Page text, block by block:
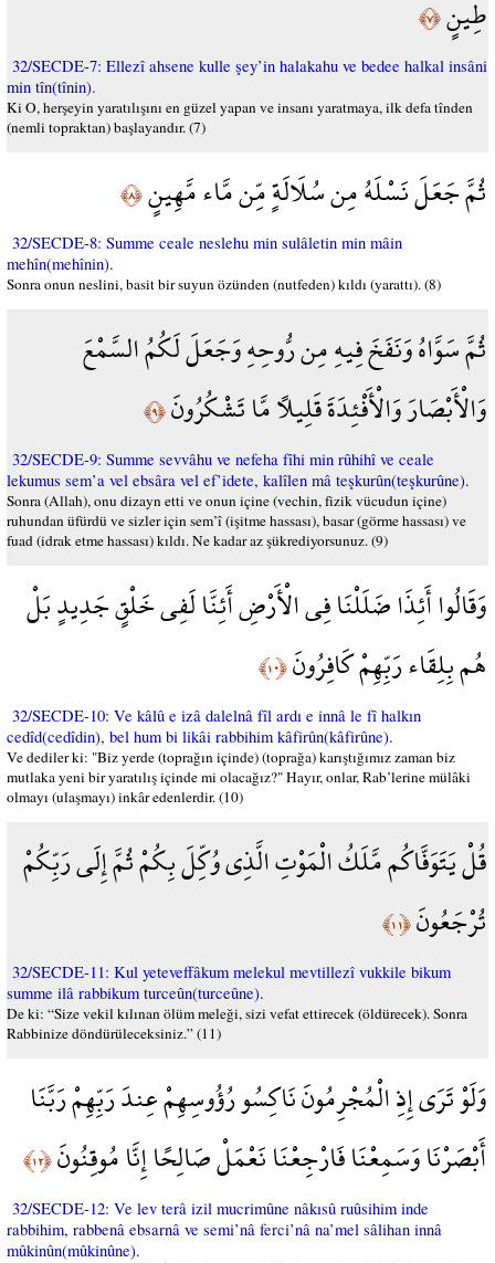
طِينٍ﴿٧﴾
32/SECDE-7: Ellezî ahsene kulle şey’in halakahu ve bedee halkal insâni
min tîn(tînin).
Ki O, herşeyin yaratılışını en güzel yapan ve insanı yaratmaya, ilk defa tînden
(nemli topraktan) başlayandır. (7)
ثُمَّ جَعَلَ نَسْلَهُ مِن سُلَالَةٍ مِّن مَّاء مَّهِينٍ﴿٨﴾
32/SECDE-8: Summe ceale neslehu min sulâletin min mâin
mehîn(mehînin).
Sonra onun neslini, basit bir suyun özünden (nutfeden) kıldı (yarattı). (8)
ثُمَّ سَوَّاهُ وَنَفَخَ فِيهِ مِن رُّوحِهِ وَجَعَلَ لَكُمُ السَّمْعَ
وَالْأَبْصَارَ وَالْأَفْئِدَةَ قَلِيلًا مَّا تَشْكُرُونَ﴿٩﴾
32/SECDE-9: Summe sevvâhu ve nefeha fîhi min rûhihî ve ceale
lekumus sem’a vel ebsâra vel ef’idete, kalîlen mâ teşkurûn(teşkurûne).
Sonra (Allah), onu dizayn etti ve onun içine (vechin, fizik vücudun içine)
ruhundan üfürdü ve sizler için sem’î (işitme hassası), basar (görme hassası) ve
fuad (idrak etme hassası) kıldı. Ne kadar az şükrediyorsunuz. (9)
وَقَالُوا أَئِذَا ضَلَلْنَا فِي الْأَرْضِ أَئِنَّا لَفِي خَلْقٍ جَدِيدٍ بَلْ
هُم بِلِقَاء رَبِّهِمْ كَافِرُونَ﴿١٠﴾
32/SECDE-10: Ve kâlû e izâ dalelnâ fîl ardı e innâ le fî halkın
cedîd(cedîdin), bel hum bi likâi rabbihim kâfirûn(kâfirûne).
Ve dediler ki: "Biz yerde (toprağın içinde) (toprağa) karıştığımız zaman biz
mutlaka yeni bir yaratılış içinde mi olacağız?" Hayır, onlar, Rab’lerine mülâki
olmayı (ulaşmayı) inkâr edenlerdir. (10)
قُلْ يَتَوَفَّاكُم مَّلَكُ الْمَوْتِ الَّذِي وُكِّلَ بِكُمْ ثُمَّ إِلَى رَبِّكُمْ
تُرْجَعُونَ﴿١١﴾
32/SECDE-11: Kul yeteveffâkum melekul mevtillezî vukkile bikum
summe ilâ rabbikum turceûn(turceûne).
De ki: “Size vekil kılınan ölüm meleği, sizi vefat ettirecek (öldürecek). Sonra
Rabbinize döndürüleceksiniz.” (11)
وَلَوْ تَرَى إِذِ الْمُجْرِمُونَ نَاكِسُو رُؤُوسِهِمْ عِندَ رَبِّهِمْ رَبَّنَا
أَبْصَرْنَا وَسَمِعْنَا فَارْجِعْنَا نَعْمَلْ صَالِحًا إِنَّا مُوقِنُونَ﴿١٢﴾
32/SECDE-12: Ve lev terâ izil mucrimûne nâkısû ruûsihim inde
rabbihim, rabbenâ ebsarnâ ve semi’nâ ferci’nâ na’mel sâlihan innâ
mûkinûn(mûkinûne).